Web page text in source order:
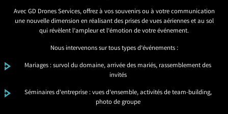
Avec GD Drones Services, offrez à vos souvenirs ou à votre communication
une nouvelle dimension en réalisant des prises de vues aériennes et au sol
qui révèlent l’ampleur et l’émotion de votre événement.
Nous intervenons sur tous types d’événements :
Mariages : survol du domaine, arrivée des mariés, rassemblement des
invités
Séminaires d’entreprise : vues d’ensemble, activités de team-building,
photo de groupe